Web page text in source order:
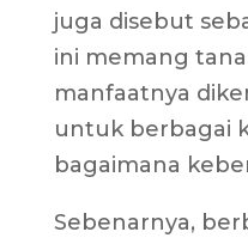
juga disebut
ini memang
manfaatnya
untuk berbagai
bagaimana
Sebenarnya,